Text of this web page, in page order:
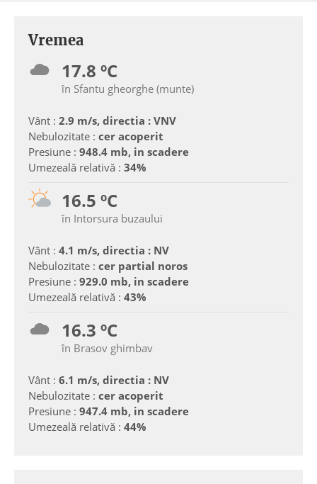
Vremea
17.8 ºC
în Sfantu gheorghe (munte)
Vânt : 2.9 m/s, directia : VNV
Nebulozitate : cer acoperit
Presiune : 948.4 mb, in scadere
Umezeală relativă : 34%
16.5 ºC
în Intorsura buzaului
Vânt : 4.1 m/s, directia : NV
Nebulozitate : cer partial noros
Presiune : 929.0 mb, in scadere
Umezeală relativă : 43%
16.3 ºC
în Brasov ghimbav
Vânt : 6.1 m/s, directia : NV
Nebulozitate : cer acoperit
Presiune : 947.4 mb, in scadere
Umezeală relativă : 44%